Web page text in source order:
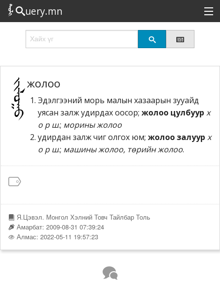
uery.mn
Сонирхолтой
Эрэлттэй
Төрөл
Татах
жолоо
Эдэлгээний морь малын хазаарын зууайд
уясан залж удирдах оосор;жолоо цулбуур х
о р ш.; морины жолоо
удирдан залж чиг олгох юм;жолоо залуур х
о р ш.; машины жолоо, төрийн жолоо.
Я.Цэвэл. Монгол Хэлний Товч Тайлбар Толь
Амарбат: 2009-08-31 07:39:24
Алмас: 2022-05-11 19:57:23